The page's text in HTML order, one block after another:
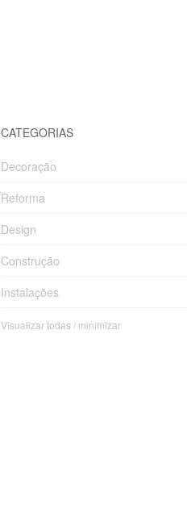
CATEGORIAS
Decoração
Reforma
Design
Construção
Instalações
Visualizar todas / minimizar